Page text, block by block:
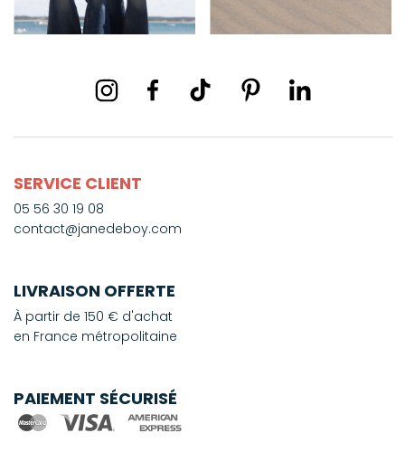
SERVICE CLIENT
05 56 30 19 08
contact@janedeboy.com
LIVRAISON OFFERTE
À partir de 150 € d'achat
en France métropolitaine
PAIEMENT SÉCURISÉ